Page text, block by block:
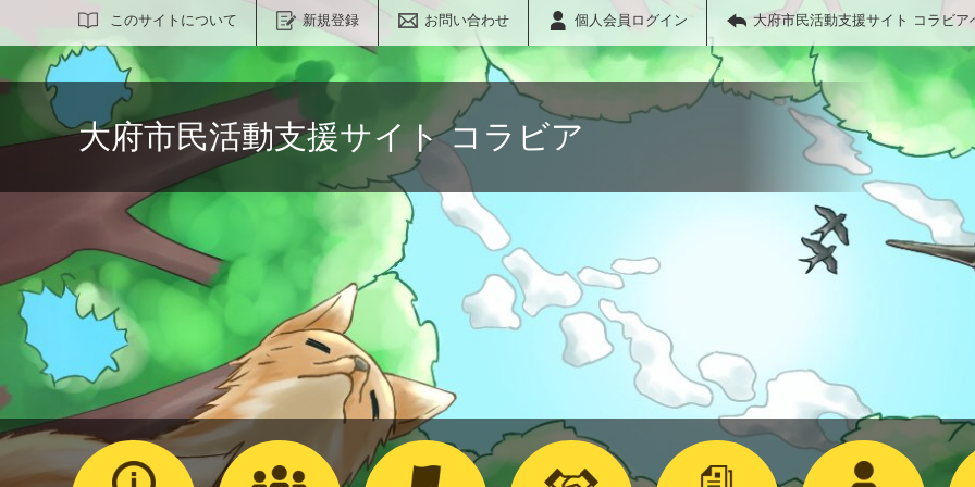
このサイトについて 新規登録 お問い合わせ 個人会員ログイン 大府市民活動支援サイト コラビア
サイト内検索
大府市民活動支援サイト コラビア